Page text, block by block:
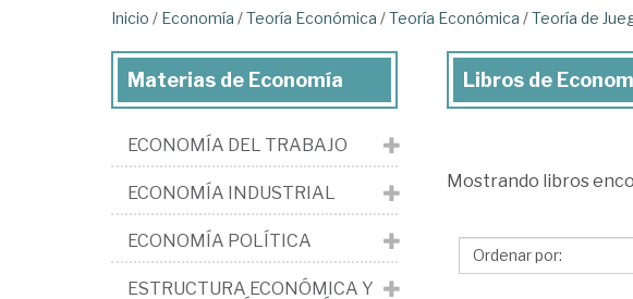
Inicio / Economía /Teoría Económica /Teoría Económica /Teoría de
Libros
>
Económica
Libros de
Mostrando libros
Materias de Economía
ECONOMÍA DEL TRABAJO
ECONOMÍA INDUSTRIAL
ECONOMÍA POLÍTICA
ESTRUCTURA ECONÓMICA Y